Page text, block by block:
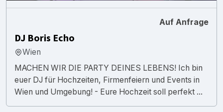
Auf Anfrage
DJ Boris Echo
Wien
MACHEN WIR DIE PARTY DEINES LEBENS! Ich bin
euer DJ für Hochzeiten, Firmenfeiern und Events in
Wien und Umgebung! - Eure Hochzeit soll perfekt ...